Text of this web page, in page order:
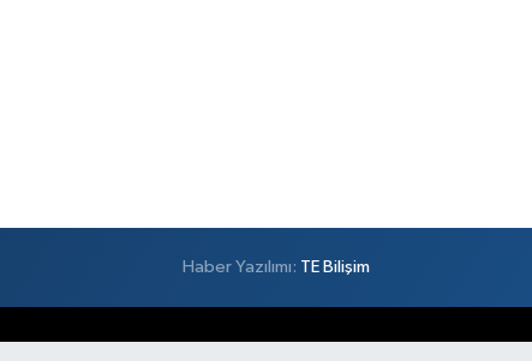
Haber Yazılımı: TE Bilişim